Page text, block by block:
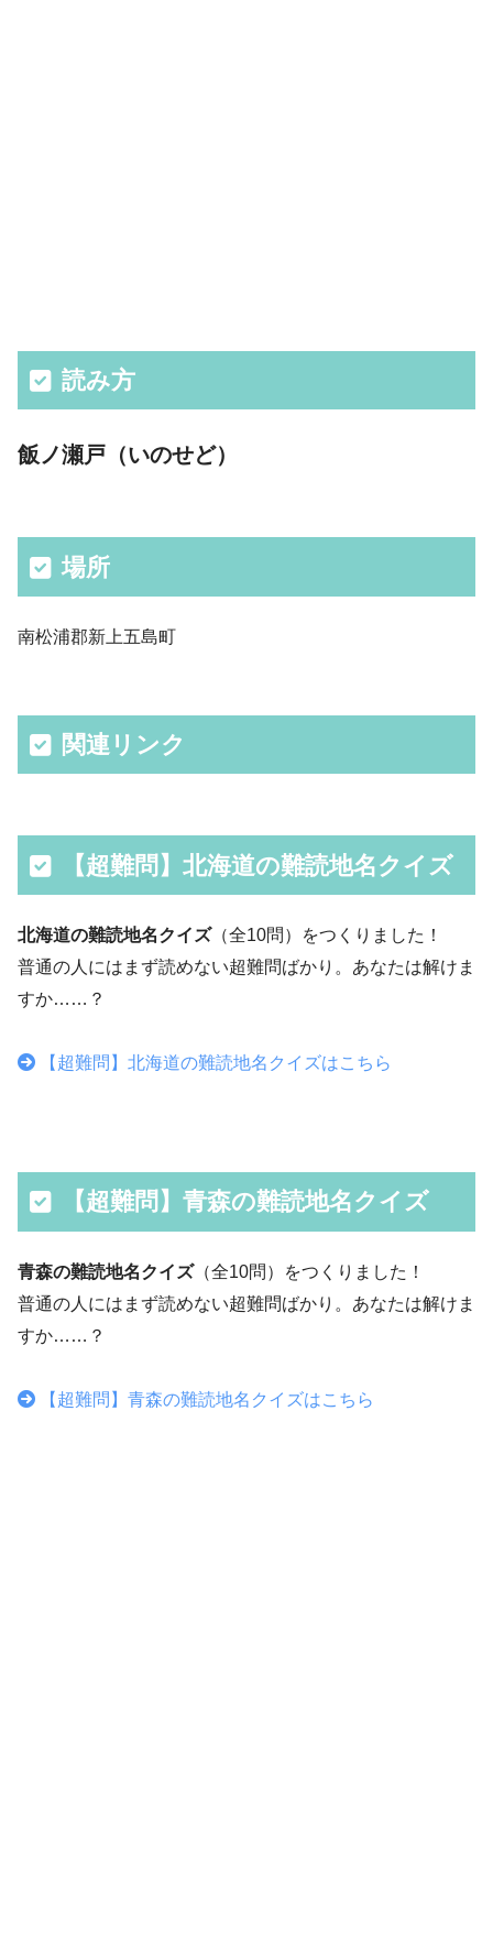
読み方
飯ノ瀬戸（いのせど）
場所
南松浦郡新上五島町
関連リンク
【超難問】北海道の難読地名クイズ
北海道の難読地名クイズ（全10問）をつくりました！
普通の人にはまず読めない超難問ばかり。あなたは解けま
すか……？
【超難問】北海道の難読地名クイズはこちら
【超難問】青森の難読地名クイズ
青森の難読地名クイズ（全10問）をつくりました！
普通の人にはまず読めない超難問ばかり。あなたは解けま
すか……？
【超難問】青森の難読地名クイズはこちら